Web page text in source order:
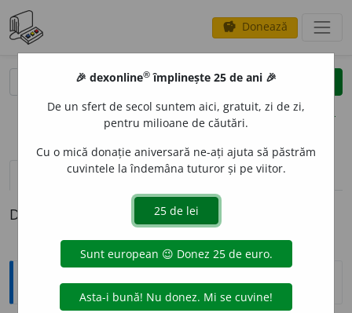
savings Donează
clear
opțiuni
definiții (1)
Definiția cu ID-ul 530124:
Explicative DEX
🎉 dexonline® împlinește 25 de ani 🎉
De un sfert de secol suntem aici, gratuit, zi de zi,
pentru milioane de căutări.
Cu o mică donație aniversară ne-ați ajuta să păstrăm
cuvintele la îndemâna tuturor și pe viitor.